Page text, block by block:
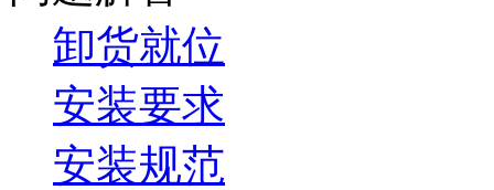
卸货就位
安装要求
安装规范